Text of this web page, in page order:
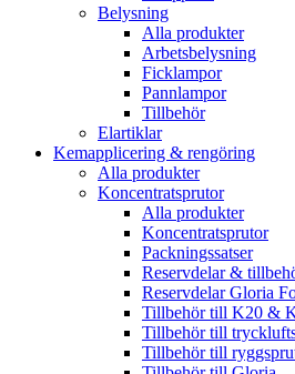
Belysning
Alla produkter
Arbetsbelysning
Ficklampor
Pannlampor
Tillbehör
Elartiklar
Kemapplicering & rengöring
Alla produkter
Koncentratsprutor
Alla produkter
Koncentratsprutor
Packningssatser
Reservdelar &
Reservdelar Gloria
Tillbehör till K20 &
Tillbehör till
Tillbehör till